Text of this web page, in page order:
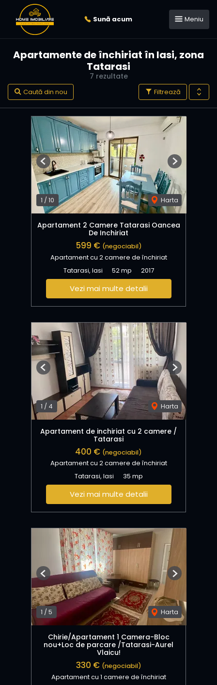
Sună acum Meniu
7 rezultate
Apartamente de închiriat în Iasi, zona
Tatarasi
Filtrează
Caută din nou
1 /10 Harta
Previous Next
Apartament 2 Camere Tatarasi Oancea
De Inchiriat
599 € (negociabil)
Apartament cu 2 camere de închiriat
Tatarasi, Iasi
52 mp 2017
Vezi mai multe detalii
1 / 4 Harta
Previous Next
Apartament de inchiriat cu 2 camere /
Tatarasi
400 € (negociabil)
Apartament cu 2 camere de închiriat
Tatarasi, Iasi
35 mp
Vezi mai multe detalii
1 / 5 Harta
Previous Next
Chirie/Apartament 1 Camera-Bloc
nou+Loc de parcare /Tatarasi-Aurel
Vlaicu!
330 € (negociabil)
Apartament cu 1 camere de închiriat